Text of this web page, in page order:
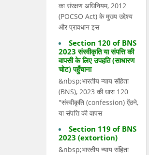
का संरक्षण अधिनियम, 2012
(POCSO Act) के मुख्य उद्देश्य
और प्रावधान इस
Section 120 of BNS
2023 संस्वीकृति या संपत्ति की
वापसी के लिए उपहति (साधारण
चोट) पहुँचाना
&nbsp;भारतीय न्याय संहिता
(BNS), 2023 की धारा 120
"संस्वीकृति (confession) ऐंठने,
या संपत्ति की वापस
Section 119 of BNS
2023 (extortion)
&nbsp;भारतीय न्याय संहिता